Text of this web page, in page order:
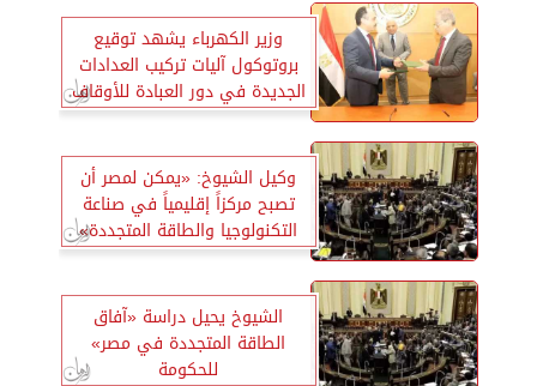
وزير الكهرباء يشهد توقيع
بروتوكول آليات تركيب العدادات
الجديدة في دور العبادة للأوقاف
وكيل الشيوخ: «يمكن لمصر أن
تصبح مركزاً إقليمياً في صناعة
التكنولوجيا والطاقة المتجددة»
الشيوخ يحيل دراسة «آفاق
الطاقة المتجددة في مصر»
للحكومة